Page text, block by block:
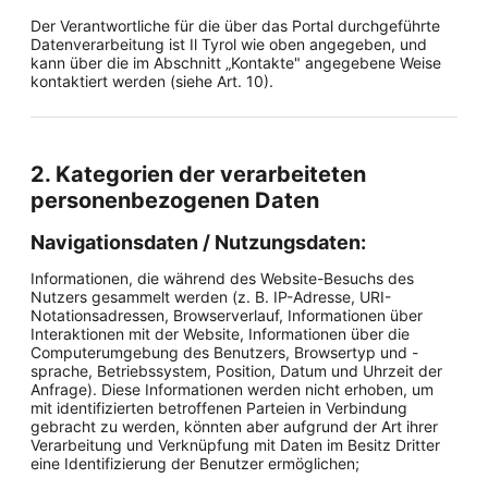
Der Verantwortliche für die über das Portal durchgeführte
Datenverarbeitung ist Il Tyrol wie oben angegeben, und
kann über die im Abschnitt „Kontakte" angegebene Weise
kontaktiert werden (siehe Art. 10).
2. Kategorien der verarbeiteten
personenbezogenen Daten
Navigationsdaten / Nutzungsdaten:
Informationen, die während des Website-Besuchs des
Nutzers gesammelt werden (z. B. IP-Adresse, URI-
Notationsadressen, Browserverlauf, Informationen über
Interaktionen mit der Website, Informationen über die
Computerumgebung des Benutzers, Browsertyp und -
sprache, Betriebssystem, Position, Datum und Uhrzeit der
Anfrage). Diese Informationen werden nicht erhoben, um
mit identifizierten betroffenen Parteien in Verbindung
gebracht zu werden, könnten aber aufgrund der Art ihrer
Verarbeitung und Verknüpfung mit Daten im Besitz Dritter
eine Identifizierung der Benutzer ermöglichen;